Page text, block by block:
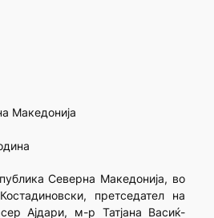
Македонија
Северна Македонија, во
претседател на
Ајдари, м-р Татјана Васиќ-